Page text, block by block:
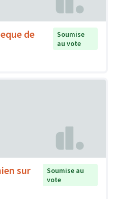
de
Soumise
au vote
sur
Soumise au
vote